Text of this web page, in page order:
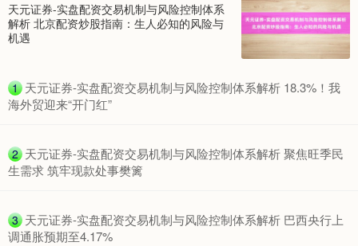
天元证券-实盘配资交易机制与风险控制体系
解析 北京配资炒股指南：生人必知的风险与
机遇
1 ​天元证券-实盘配资交易机制与风险控制体系解析 18.3%！我
海外贸迎来“开门红”
2 ​天元证券-实盘配资交易机制与风险控制体系解析 聚焦旺季民
生需求 筑牢现款处事樊篱
3 ​天元证券-实盘配资交易机制与风险控制体系解析 巴西央行上
调通胀预期至4.17%